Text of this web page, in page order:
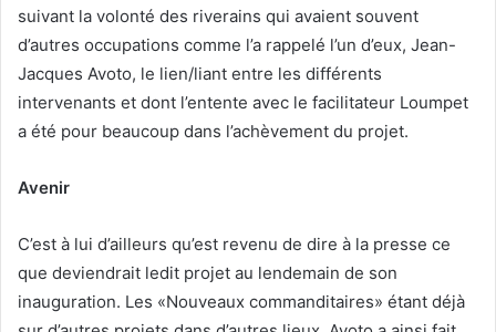
suivant la volonté des riverains qui avaient souvent
d’autres occupations comme l’a rappelé l’un d’eux, Jean-
Jacques Avoto, le lien/liant entre les différents
intervenants et dont l’entente avec le facilitateur Loumpet
a été pour beaucoup dans l’achèvement du projet.
Avenir
C’est à lui d’ailleurs qu’est revenu de dire à la presse ce
que deviendrait ledit projet au lendemain de son
inauguration. Les «Nouveaux commanditaires» étant déjà